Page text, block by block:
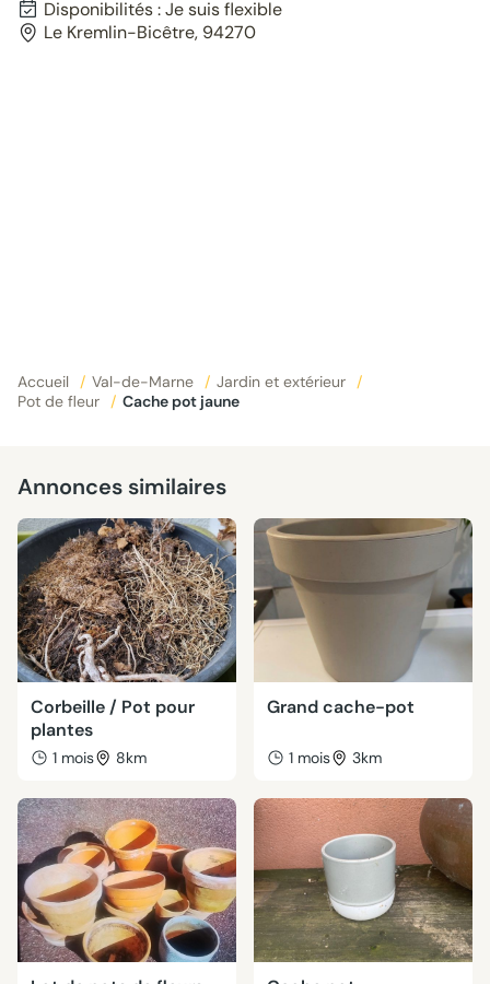
Disponibilités : Je suis flexible
Le Kremlin-Bicêtre, 94270
Accueil / Val-de-Marne / Jardin et extérieur
/
Pot de fleur
/ Cache pot jaune
Annonces similaires
Corbeille / Pot pour
plantes
1 mois 8km
Grand cache-pot
1 mois 3km